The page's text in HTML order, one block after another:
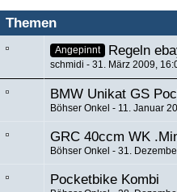
Themen
Angepinnt Regeln
schmidi 31. März 2009,
BMW Unikat GS
Böhser Onkel 11. Januar
GRC 40ccm WK
Böhser Onkel 31.
Pocketbike Kombi